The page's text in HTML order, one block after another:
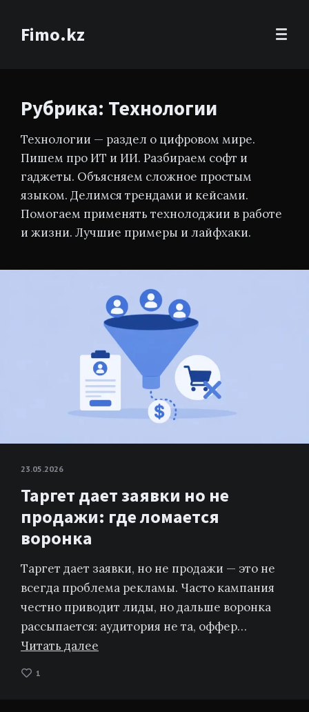
Fimo.kz
Рубрика: Технологии
Технологии — раздел о цифровом мире.
Пишем про ИТ и ИИ. Разбираем софт и
гаджеты. Объясняем сложное простым
языком. Делимся трендами и кейсами.
Помогаем применять технолоджии в работе
и жизни. Лучшие примеры и лайфхаки.
23.05.2026
Таргет дает заявки но не
продажи: где ломается
воронка
Таргет дает заявки, но не продажи — это не
всегда проблема рекламы. Часто кампания
честно приводит лиды, но дальше воронка
рассыпается: аудитория не та, оффер…
Читать далее
1